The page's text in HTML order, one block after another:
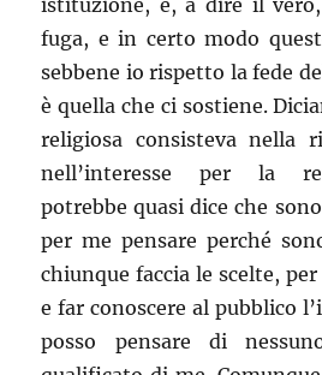
istituzione, e, a dire il
fuga, e in certo modo
sebbene io rispetto la fede
è quella che ci sostiene.
religiosa consisteva nella
nell’interesse per la
potrebbe quasi dice che
per me pensare perché
chiunque faccia le scelte,
e far conoscere al pubblico
posso pensare di